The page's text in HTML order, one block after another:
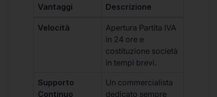
Vantaggi Descrizione
Velocità
Apertura Partita IVA
in 24 ore e
costituzione società
in tempi brevi.
Supporto
Continuo
Un commercialista
dedicato sempre